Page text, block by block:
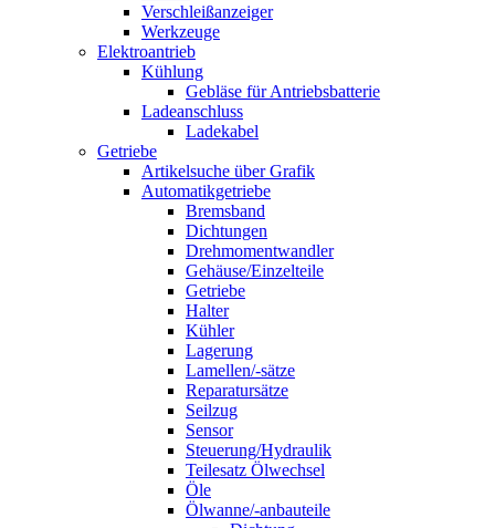
Verschleißanzeiger
Werkzeuge
Elektroantrieb
Kühlung
Gebläse für Antriebsbatterie
Ladeanschluss
Ladekabel
Getriebe
Artikelsuche über Grafik
Automatikgetriebe
Bremsband
Dichtungen
Drehmomentwandler
Gehäuse/Einzelteile
Getriebe
Halter
Kühler
Lagerung
Lamellen/-sätze
Reparatursätze
Seilzug
Sensor
Steuerung/Hydraulik
Teilesatz Ölwechsel
Öle
Ölwanne/-anbauteile